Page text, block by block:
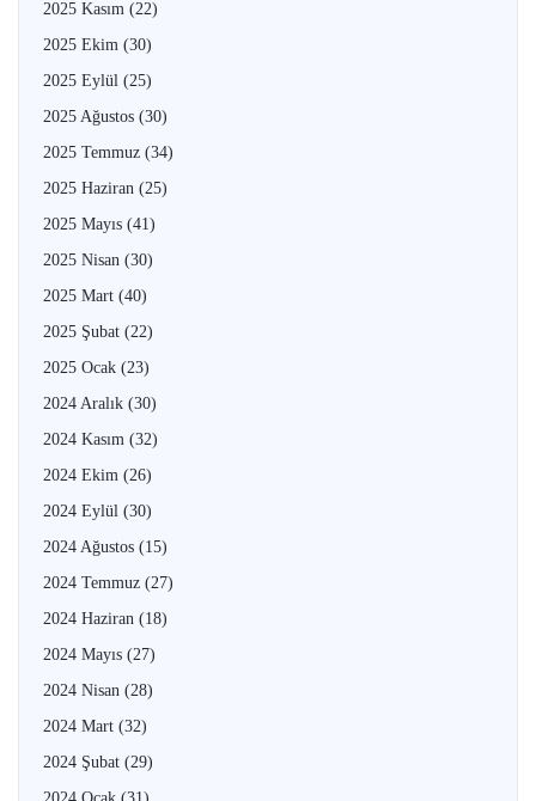
2025 Kasım (22)
2025 Ekim (30)
2025 Eylül (25)
2025 Ağustos (30)
2025 Temmuz (34)
2025 Haziran (25)
2025 Mayıs (41)
2025 Nisan (30)
2025 Mart (40)
2025 Şubat (22)
2025 Ocak (23)
2024 Aralık (30)
2024 Kasım (32)
2024 Ekim (26)
2024 Eylül (30)
2024 Ağustos (15)
2024 Temmuz (27)
2024 Haziran (18)
2024 Mayıs (27)
2024 Nisan (28)
2024 Mart (32)
2024 Şubat (29)